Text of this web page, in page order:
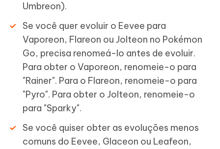
Umbreon).
Se você quer evoluir o Eevee para
Vaporeon, Flareon ou Jolteon no Pokémon
Go, precisa renomeá-lo antes de evoluir.
Para obter o Vaporeon, renomeie-o para
"Rainer". Para o Flareon, renomeie-o para
"Pyro". Para obter o Jolteon, renomeie-o
para "Sparky".
Se você quiser obter as evoluções menos
comuns do Eevee, Glaceon ou Leafeon,